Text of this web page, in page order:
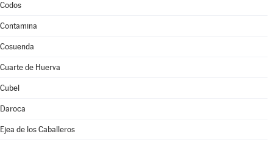
Codos
Contamina
Cosuenda
Cuarte de Huerva
Cubel
Daroca
Ejea de los Caballeros